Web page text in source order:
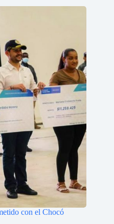
con el Chocó